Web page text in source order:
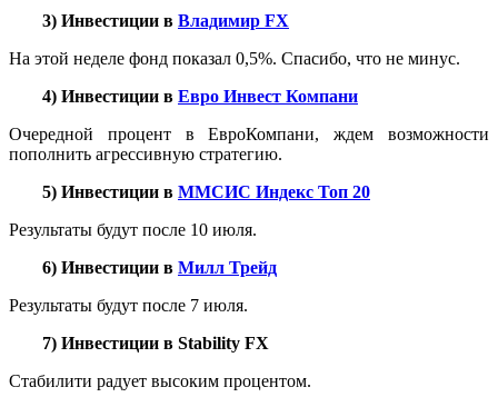
3) Инвестиции в Владимир FX
На этой неделе фонд показал 0,5%. Спасибо, что не минус.
4) Инвестиции в Евро Инвест Компани
Очередной процент в ЕвроКомпани, ждем возможности
пополнить агрессивную стратегию.
5) Инвестиции в ММСИС Индекс Топ 20
Результаты будут после 10 июля.
6) Инвестиции в Милл Трейд
Результаты будут после 7 июля.
7) Инвестиции в Stability FX
Стабилити радует высоким процентом.